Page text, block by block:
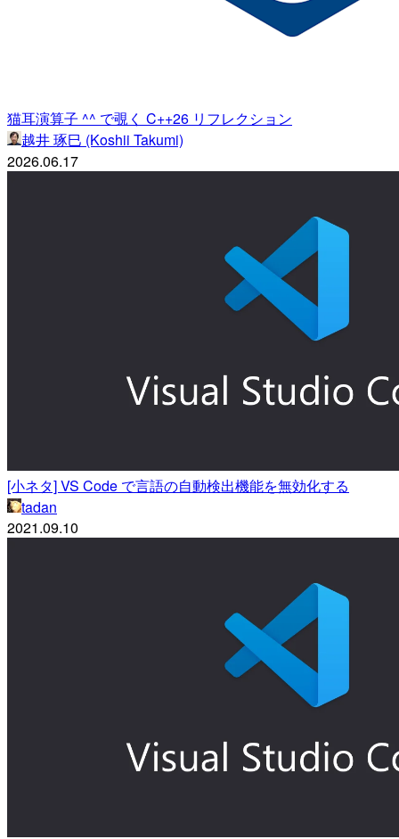
猫耳演算子 ^^ で覗く C++26 リフレクション
越井 琢巳 (Koshii Takumi)
2026.06.17
[小ネタ] VS Code で言語の自動検出機能を無効化する
tadan
2021.09.10